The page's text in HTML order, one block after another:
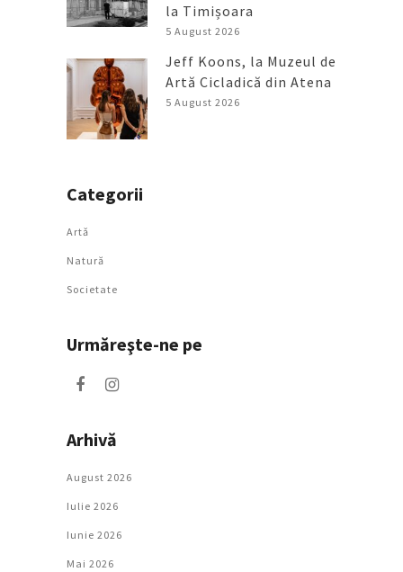
la Timișoara
5 August 2026
Jeff Koons, la Muzeul de
Artă Cicladică din Atena
5 August 2026
Categorii
Artǎ
Natură
Societate
Urmăreşte-ne pe
Arhivă
August 2026
Iulie 2026
Iunie 2026
Mai 2026